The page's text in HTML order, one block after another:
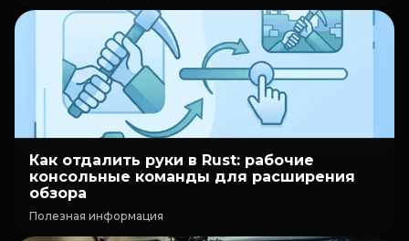
Как отдалить руки в Rust: рабочие
консольные команды для расширения
обзора
Полезная информация